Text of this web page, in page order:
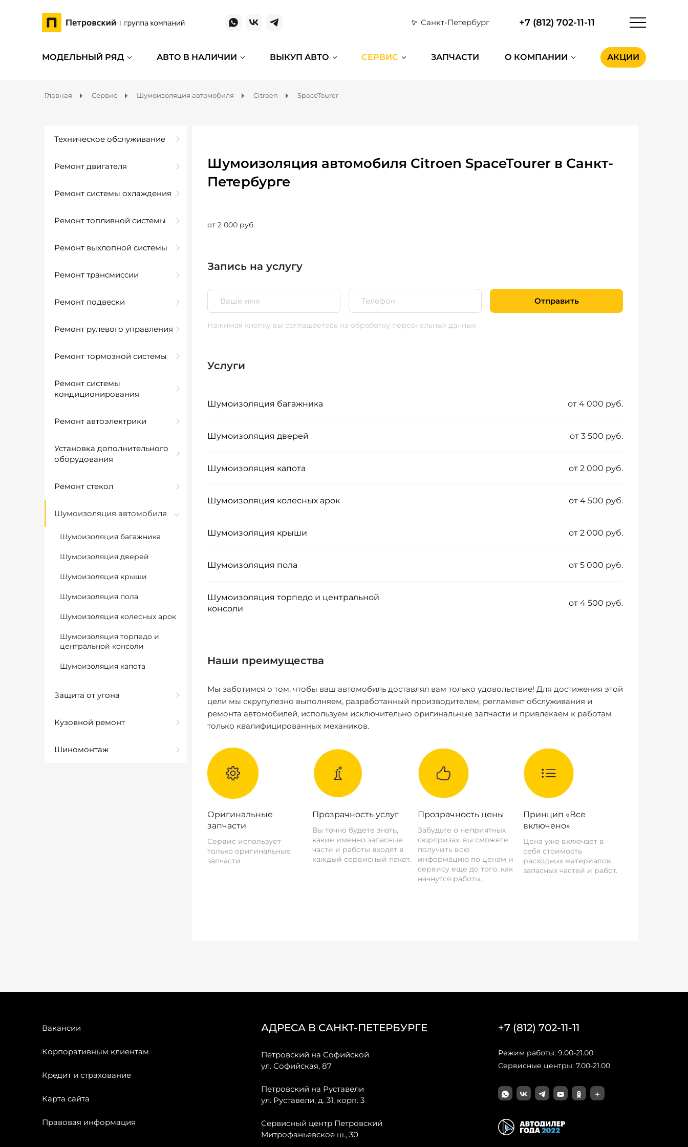
Санкт-Петербург +7 (812) 702-11-11
МОДЕЛЬНЫЙ РЯД АВТО В НАЛИЧИИ ВЫКУП АВТО СЕРВИС ЗАПЧАСТИ О КОМПАНИИ АКЦИИ
Главная Сервис Шумоизоляция автомобиля Citroen SpaceTourer
Техническое обслуживание
Ремонт двигателя
Ремонт системы охлаждения
Ремонт топливной системы
Ремонт выхлопной системы
Ремонт трансмиссии
Ремонт подвески
Ремонт рулевого управления
Ремонт тормозной системы
Ремонт системы
кондиционирования
Ремонт автоэлектрики
Установка дополнительного
оборудования
Ремонт стекол
Шумоизоляция автомобиля
Шумоизоляция багажника
Шумоизоляция дверей
Шумоизоляция крыши
Шумоизоляция пола
Шумоизоляция колесных арок
Шумоизоляция торпедо и
центральной консоли
Шумоизоляция капота
Защита от угона
Кузовной ремонт
Шиномонтаж
Шумоизоляция автомобиля Citroen SpaceTourer в Санкт-
Петербурге
от 2 000 руб.
Запись на услугу
Отправить
Нажимая кнопку вы соглашаетесь на обработку персональных данных
Услуги
Шумоизоляция багажника от 4 000 руб.
Шумоизоляция дверей от 3 500 руб.
Шумоизоляция капота от 2 000 руб.
Шумоизоляция колесных арок от 4 500 руб.
Шумоизоляция крыши от 2 000 руб.
Шумоизоляция пола от 5 000 руб.
Шумоизоляция торпедо и центральной
консоли
от 4 500 руб.
Наши преимущества
Мы заботимся о том, чтобы ваш автомобиль доставлял вам только удовольствие! Для достижения этой
цели мы скрупулезно выполняем, разработанный производителем, регламент обслуживания и
ремонта автомобилей, используем исключительно оригинальные запчасти и привлекаем к работам
только квалифицированных механиков.
Оригинальные
запчасти
Сервис использует
только оригинальные
запчасти
Прозрачность услуг
Вы точно будете знать,
какие именно запасные
части и работы входят в
каждый сервисный пакет.
Прозрачность цены
Забудьте о неприятных
сюрпризах: вы сможете
получить всю
информацию по ценам и
сервису еще до того, как
начнутся работы.
Принцип «Все
включено»
Цена уже включает в
себя стоимость
расходных материалов,
запасных частей и работ.
Вакансии
Корпоративным клиентам
Кредит и страхование
Карта сайта
Правовая информация
АДРЕСА В САНКТ-ПЕТЕРБУРГЕ
Петровский на Софийской
ул. Софийская, 87
Петровский на Руставели
ул. Руставели, д. 31, корп. 3
Сервисный центр Петровский
Митрофаньевское ш., 30
+7 (812) 702-11-11
Режим работы: 9.00-21.00
Сервисные центры: 7.00-21.00